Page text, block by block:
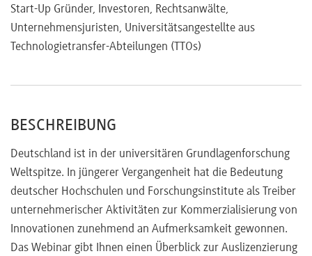
Start-Up Gründer, Investoren, Rechtsanwälte,
Unternehmensjuristen, Universitätsangestellte aus
Technologietransfer-Abteilungen (TTOs)
BESCHREIBUNG
Deutschland ist in der universitären Grundlagenforschung
Weltspitze. In jüngerer Vergangenheit hat die Bedeutung
deutscher Hochschulen und Forschungsinstitute als Treiber
unternehmerischer Aktivitäten zur Kommerzialisierung von
Innovationen zunehmend an Aufmerksamkeit gewonnen.
Das Webinar gibt Ihnen einen Überblick zur Auslizenzierung